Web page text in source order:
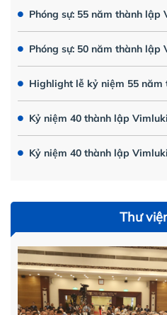
Phóng sự: 55 năm thành lập
Phóng sự: 50 năm thành lập
Highlight lễ kỷ niệm 55 năm
Kỷ niệm 40 thành lập
Kỷ niệm 40 thành lập
Thư